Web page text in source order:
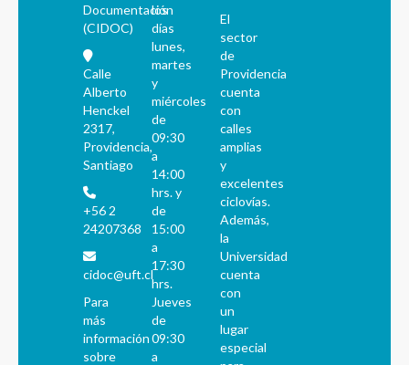
Documentación
(CIDOC)
Calle
Alberto
Henckel
2317,
Providencia,
Santiago
+56 2
24207368
cidoc@uft.cl
Para
más
información
sobre
los
días
lunes,
martes
y
miércoles
de
09:30
a
14:00
hrs. y
de
15:00
a
17:30
hrs.
Jueves
de
09:30
a
El
sector
de
Providencia
cuenta
con
calles
amplias
y
excelentes
ciclovías.
Además,
la
Universidad
cuenta
con
un
lugar
especial